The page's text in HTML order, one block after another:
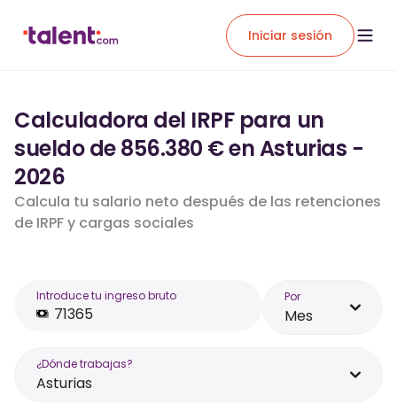
Iniciar sesión
Calculadora del IRPF para un
sueldo de 856.380 € en Asturias -
2026
Calcula tu salario neto después de las retenciones
de IRPF y cargas sociales
Introduce tu ingreso bruto Por
Mes
¿Dónde trabajas?
Asturias